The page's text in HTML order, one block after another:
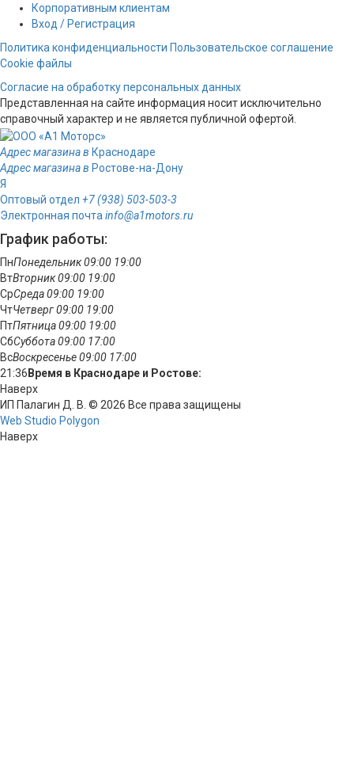
Корпоративным клиентам
Вход / Регистрация
Политика конфиденциальности Пользовательское соглашение
Cookie файлы
Согласие на обработку персональных данных
Представленная на сайте информация носит исключительно
справочный характер и не является публичной офертой.
Адрес магазина в Краснодаре
Адрес магазина в Ростове-на-Дону
Я
Оптовый отдел +7 (938) 503-503-3
Электронная почта info@a1motors.ru
График работы:
ПнПонедельник09:00 19:00
ВтВторник09:00 19:00
СрСреда09:00 19:00
ЧтЧетверг09:00 19:00
ПтПятница09:00 19:00
СбСуббота09:00 17:00
ВсВоскресенье09:00 17:00
21:36 Время в Краснодаре и Ростове:
Наверх
ИП Палагин Д. В. © 2026 Все права защищены
Web Studio Polygon
Наверх